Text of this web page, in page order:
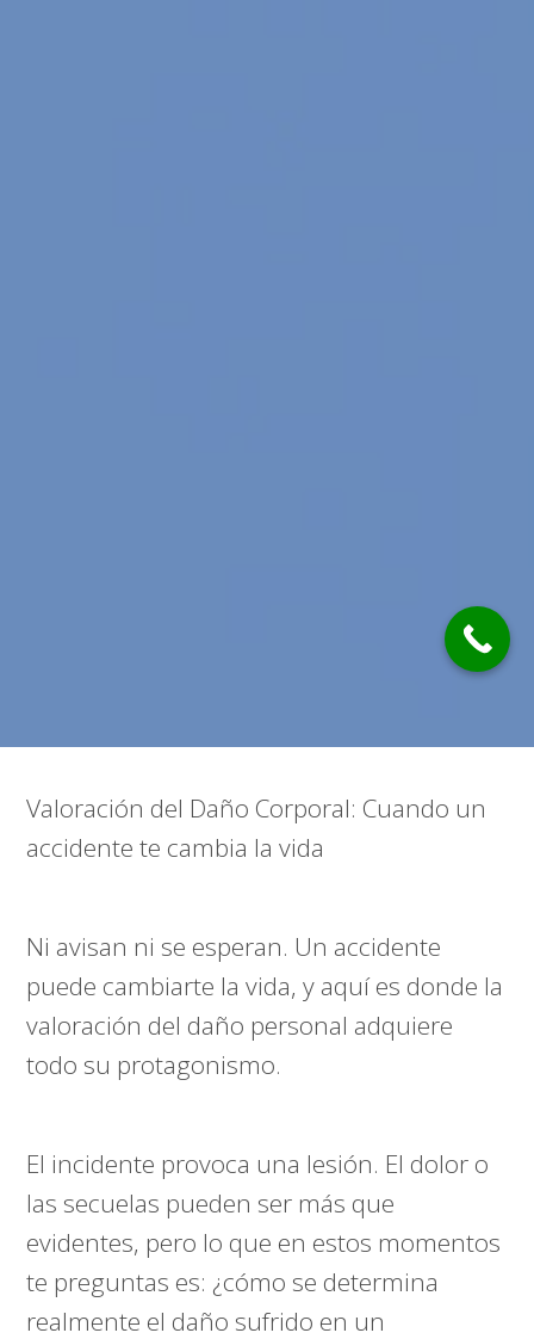
Valoración del Daño Corporal: Cuando un
accidente te cambia la vida
Ni avisan ni se esperan. Un accidente
puede cambiarte la vida, y aquí es donde la
valoración del daño personal adquiere
todo su protagonismo.
El incidente provoca una lesión. El dolor o
las secuelas pueden ser más que
evidentes, pero lo que en estos momentos
te preguntas es: ¿cómo se determina
realmente el daño sufrido en un